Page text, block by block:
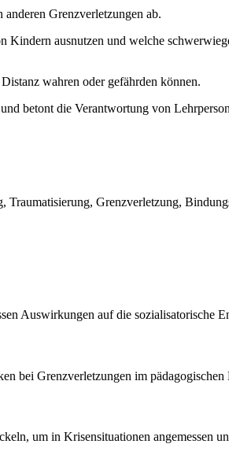
Grenzverletzungen ab.
Kindern ausnutzen und welche
wahren oder gefährden können.
betont die Verantwortung von
Grenzverletzung,
Auswirkungen auf die sozialisatorische
bei Grenzverletzungen im pädagogischen
um in Krisensituationen angemessen